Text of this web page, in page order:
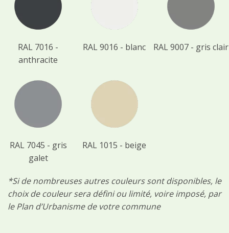
RAL 7016 -
anthracite
RAL 9016 - blanc RAL 9007 - gris clair
RAL 7045 - gris
galet
RAL 1015 - beige
*Si de nombreuses autres couleurs sont disponibles, le
choix de couleur sera défini ou limité, voire imposé, par
le Plan d’Urbanisme de votre commune